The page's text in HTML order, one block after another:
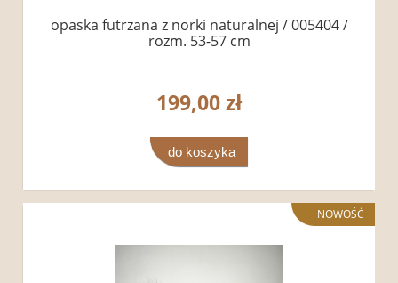
opaska futrzana z norki naturalnej / 005404 /
rozm. 53-57 cm
199,00 zł
do koszyka
NOWOŚĆ